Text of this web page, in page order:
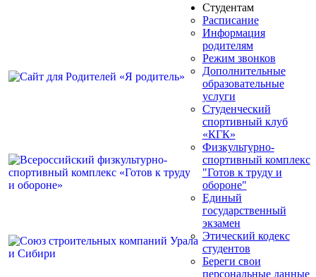
Студентам
Расписание
Информация
родителям
Режим звонков
Дополнительные
образовательные
услуги
Студенческий
спортивный клуб
«КГК»
Физкультурно-
спортивный комплекс
"Готов к труду и
обороне"
Единый
государственный
экзамен
Этический кодекс
студентов
Береги свои
персональные данные